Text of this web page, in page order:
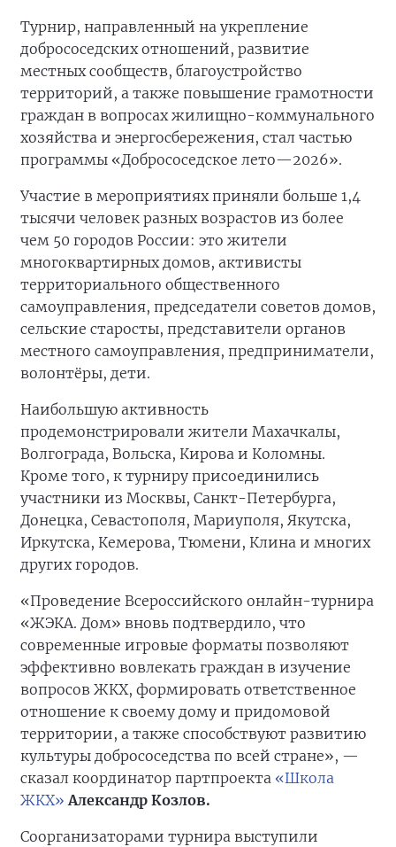
Турнир, направленный на укрепление
добрососедских отношений, развитие
местных сообществ, благоустройство
территорий, а также повышение грамотности
граждан в вопросах жилищно-коммунального
хозяйства и энергосбережения, стал частью
программы «Добрососедское лето—2026».
Участие в мероприятиях приняли больше 1,4
тысячи человек разных возрастов из более
чем 50 городов России: это жители
многоквартирных домов, активисты
территориального общественного
самоуправления, председатели советов домов,
сельские старосты, представители органов
местного самоуправления, предприниматели,
волонтёры, дети.
Наибольшую активность
продемонстрировали жители Махачкалы,
Волгограда, Вольска, Кирова и Коломны.
Кроме того, к турниру присоединились
участники из Москвы, Санкт-Петербурга,
Донецка, Севастополя, Мариуполя, Якутска,
Иркутска, Кемерова, Тюмени, Клина и многих
других городов.
«Проведение Всероссийского онлайн-турнира
«ЖЭКА. Дом» вновь подтвердило, что
современные игровые форматы позволяют
эффективно вовлекать граждан в изучение
вопросов ЖКХ, формировать ответственное
отношение к своему дому и придомовой
территории, а также способствуют развитию
культуры добрососедства по всей стране», —
сказал координатор партпроекта «Школа
ЖКХ» Александр Козлов.
Соорганизаторами турнира выступили